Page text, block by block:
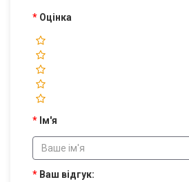
Оцінка
Ім'я
Ваш відгук: